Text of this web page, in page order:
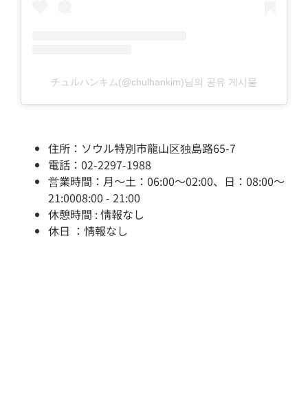
チュルハンキム(@chulhankim)님의 공유 게시물
住所：ソウル特別市龍山区独島路65-7
電話：02-2297-1988
営業時間：月～土：06:00～02:00、日：08:00～
21:0008:00 - 21:00
休憩時間 : 情報なし
休日 ：情報なし